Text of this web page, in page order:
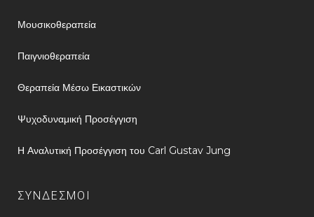
Μουσικοθεραπεία
Παιγνιοθεραπεία
Θεραπεία Μέσω Εικαστικών
Ψυχοδυναμική Προσέγγιση
Η Αναλυτική Προσέγγιση του Carl Gustav Jung
ΣΥΝΔΕΣΜΟΙ